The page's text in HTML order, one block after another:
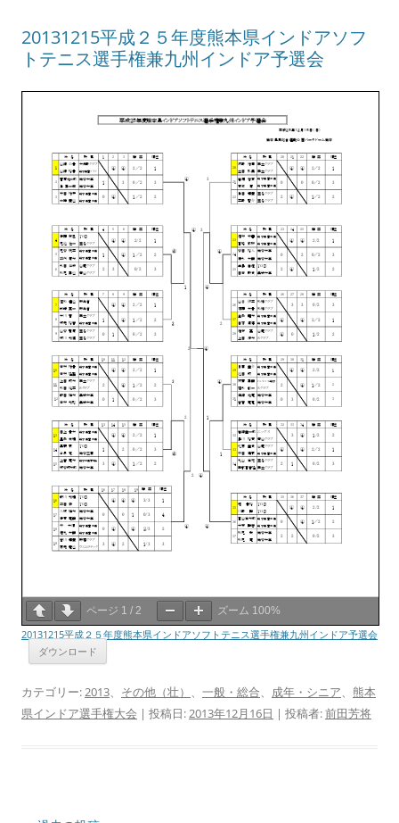
20131215平成２５年度熊本県インドアソフ
トテニス選手権兼九州インドア予選会
ページ 1 / 2 ズーム 100%
20131215平成２５年度熊本県インドアソフトテニス選手権兼九州インドア予選会
ダウンロード
カテゴリー:2013、 その他（壮） 、 一般・総合、 成年・シニア、 熊本
県インドア選手権大会 | 投稿日:2013年12月16日 | 投稿者:前田芳将